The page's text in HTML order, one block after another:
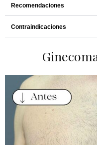
Recomendaciones
Contraindicaciones